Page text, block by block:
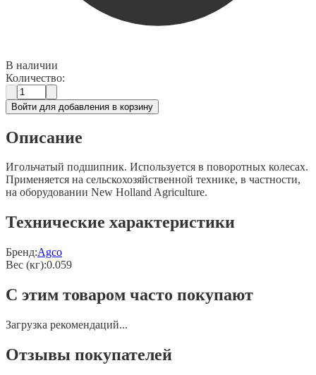
В наличии
Количество:
Войти для добавления в корзину
Описание
Игольчатый подшипник. Используется в поворотных колесах.
Применяется на сельскохозяйственной технике, в частности,
на оборудовании New Holland Agriculture.
Технические характеристики
Бренд:Agco
Вес (кг):0.059
С этим товаром часто покупают
Загрузка рекомендаций...
Отзывы покупателей